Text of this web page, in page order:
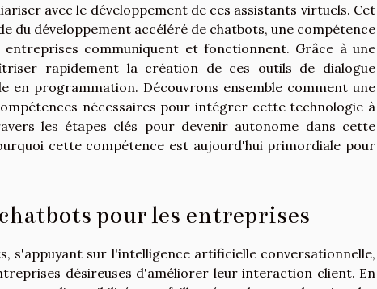
avec le développement de ces assistants virtuels. Cet
du développement accéléré de chatbots, une compétence
communiquent et fonctionnent. Grâce à une
rapidement la création de ces outils de dialogue
en programmation. Découvrons ensemble comment une
nécessaires pour intégrer cette technologie à
les étapes clés pour devenir autonome dans cette
cette compétence est aujourd'hui primordiale pour
pour les entreprises
s'appuyant sur l'intelligence artificielle conversationnelle,
désireuses d'améliorer leur interaction client. En